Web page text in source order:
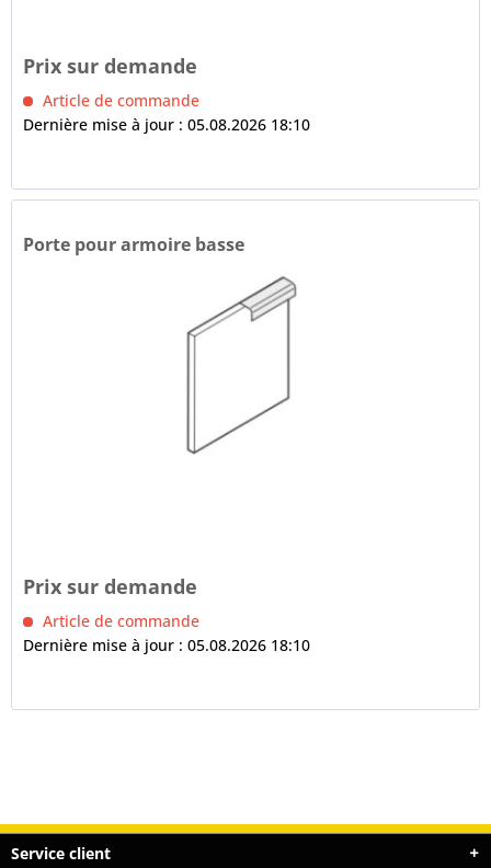
Prix sur demande
Article de commande
Dernière mise à jour : 05.08.2026 18:10
Porte pour armoire basse
Prix sur demande
Article de commande
Dernière mise à jour : 05.08.2026 18:10
Service client